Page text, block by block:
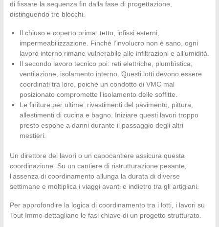
di fissare la sequenza fin dalla fase di progettazione,
distinguendo tre blocchi.
Il chiuso e coperto prima: tetto, infissi esterni,
impermeabilizzazione. Finché l’involucro non è sano, ogni
lavoro interno rimane vulnerabile alle infiltrazioni e all’umidità.
Il secondo lavoro tecnico poi: reti elettriche, plumbìstica,
ventilazione, isolamento interno. Questi lotti devono essere
coordinati tra loro, poiché un condotto di VMC mal
posizionato compromette l’isolamento delle soffitte.
Le finiture per ultime: rivestimenti del pavimento, pittura,
allestimenti di cucina e bagno. Iniziare questi lavori troppo
presto espone a danni durante il passaggio degli altri
mestieri.
Un direttore dei lavori o un capocantiere assicura questa
coordinazione. Su un cantiere di ristrutturazione pesante,
l’assenza di coordinamento allunga la durata di diverse
settimane e moltiplica i viaggi avanti e indietro tra gli artigiani.
Per approfondire la logica di coordinamento tra i lotti, i lavori su
Tout Immo dettagliano le fasi chiave di un progetto strutturato.